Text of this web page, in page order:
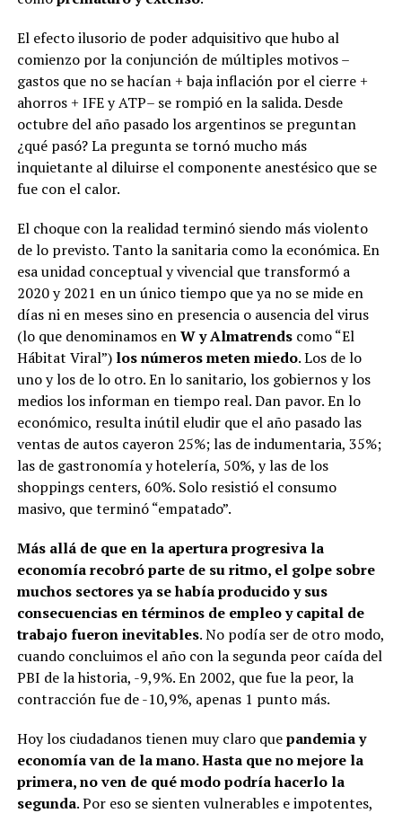
El efecto ilusorio de poder adquisitivo que hubo al
comienzo por la conjunción de múltiples motivos –
gastos que no se hacían + baja inflación por el cierre +
ahorros + IFE y ATP– se rompió en la salida. Desde
octubre del año pasado los argentinos se preguntan
¿qué pasó? La pregunta se tornó mucho más
inquietante al diluirse el componente anestésico que se
fue con el calor.
El choque con la realidad terminó siendo más violento
de lo previsto. Tanto la sanitaria como la económica. En
esa unidad conceptual y vivencial que transformó a
2020 y 2021 en un único tiempo que ya no se mide en
días ni en meses sino en presencia o ausencia del virus
(lo que denominamos enW y Almatrendscomo “El
Hábitat Viral”) los números meten miedo. Los de lo
uno y los de lo otro. En lo sanitario, los gobiernos y los
medios los informan en tiempo real. Dan pavor. En lo
económico, resulta inútil eludir que el año pasado las
ventas de autos cayeron 25%; las de indumentaria, 35%;
las de gastronomía y hotelería, 50%, y las de los
shoppings centers, 60%. Solo resistió el consumo
masivo, que terminó “empatado”.
Más allá de que en la apertura progresiva la
economía recobró parte de su ritmo, el golpe sobre
muchos sectores ya se había producido y sus
consecuencias en términos de empleo y capital de
trabajo fueron inevitables. No podía ser de otro modo,
cuando concluimos el año con la segunda peor caída del
PBI de la historia, -9,9%. En 2002, que fue la peor, la
contracción fue de -10,9%, apenas 1 punto más.
Hoy los ciudadanos tienen muy claro quepandemia y
economía van de la mano. Hasta que no mejore la
primera, no ven de qué modo podría hacerlo la
segunda. Por eso se sienten vulnerables e impotentes,